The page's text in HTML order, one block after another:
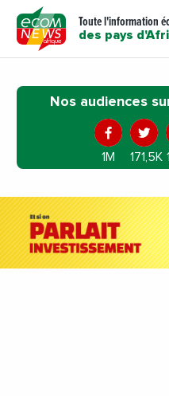
Toute l'information
des pays
Nos audiences
1M 171,5K